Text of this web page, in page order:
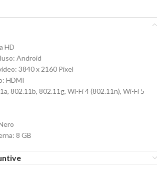
HD
Android
3840 x 2160 Pixel
HDMI
802.11b, 802.11g, Wi-Fi 4 (802.11n), Wi-Fi 5
8 GB